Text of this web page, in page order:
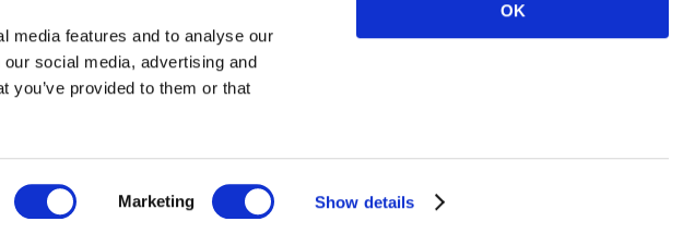
media features and to analyse our
social media, advertising and
you’ve provided to them or that
Marketing Show details
OK
Onde vamos
Testemunhos
Política de Privacidade